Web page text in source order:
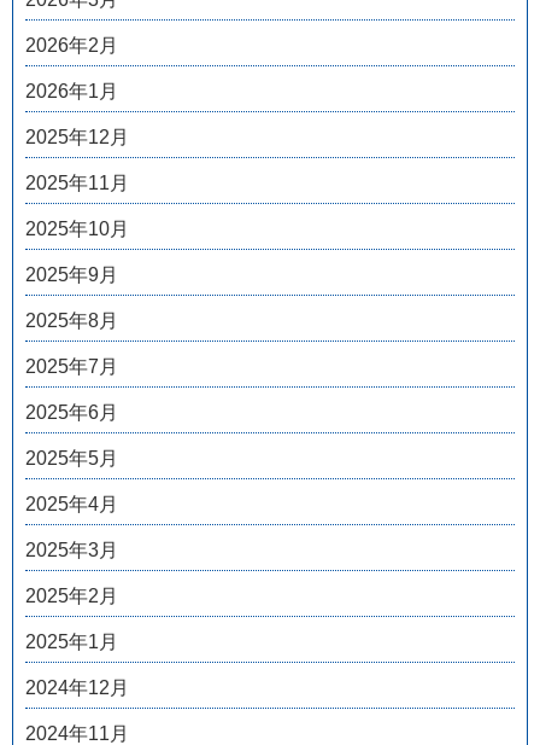
2026年2月
2026年1月
2025年12月
2025年11月
2025年10月
2025年9月
2025年8月
2025年7月
2025年6月
2025年5月
2025年4月
2025年3月
2025年2月
2025年1月
2024年12月
2024年11月